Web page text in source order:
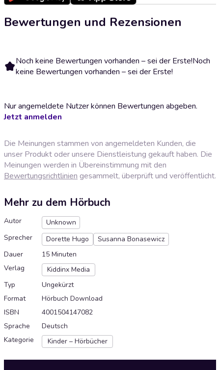
Bewertungen und Rezensionen
Noch keine Bewertungen vorhanden – sei der Erste!Noch
keine Bewertungen vorhanden – sei der Erste!
Nur angemeldete Nutzer können Bewertungen abgeben.
Jetzt anmelden
Die Meinungen stammen von angemeldeten Kunden, die
unser Produkt oder unsere Dienstleistung gekauft haben. Die
Meinungen werden in Übereinstimmung mit den
Bewertungsrichtlinien gesammelt, überprüft und veröffentlicht.
Mehr zu dem Hörbuch
Autor
Unknown
Sprecher
Dorette Hugo
Susanna Bonasewicz
Dauer
15 Minuten
Verlag
Kiddinx Media
Typ
Ungekürzt
Format
Hörbuch Download
ISBN
4001504147082
Sprache
Deutsch
Kategorie
Kinder – Hörbücher